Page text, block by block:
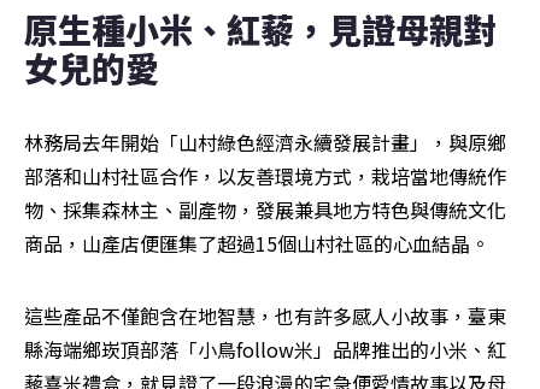
原生種小米、紅藜，見證母親對
女兒的愛
林務局去年開始「山村綠色經濟永續發展計畫」，與原鄉
部落和山村社區合作，以友善環境方式，栽培當地傳統作
物、採集森林主、副產物，發展兼具地方特色與傳統文化
商品，山產店便匯集了超過15個山村社區的心血結晶。
這些產品不僅飽含在地智慧，也有許多感人小故事，臺東
縣海端鄉崁頂部落「小鳥follow米」品牌推出的小米、紅
藜喜米禮盒，就見證了一段浪漫的宅急便愛情故事以及母